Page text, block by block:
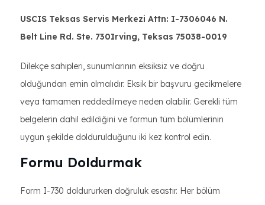
USCIS Teksas Servis Merkezi Attn: I-7306046 N.
Belt Line Rd. Ste. 730Irving, Teksas 75038-0019
Dilekçe sahipleri, sunumlarının eksiksiz ve doğru
olduğundan emin olmalıdır. Eksik bir başvuru gecikmelere
veya tamamen reddedilmeye neden olabilir. Gerekli tüm
belgelerin dahil edildiğini ve formun tüm bölümlerinin
uygun şekilde doldurulduğunu iki kez kontrol edin.
Formu Doldurmak
Form I-730 doldururken doğruluk esastır. Her bölüm